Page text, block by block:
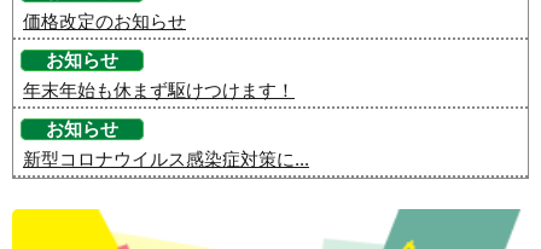
価格改定のお知らせ
お知らせ
年末年始も休まず駆けつけます！
お知らせ
新型コロナウイルス感染症対策に...